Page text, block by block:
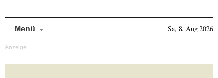
Menü Sa, 8. Aug 2026